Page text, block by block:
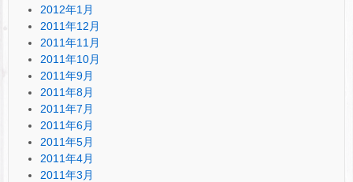
2012年1月
2011年12月
2011年11月
2011年10月
2011年9月
2011年8月
2011年7月
2011年6月
2011年5月
2011年4月
2011年3月